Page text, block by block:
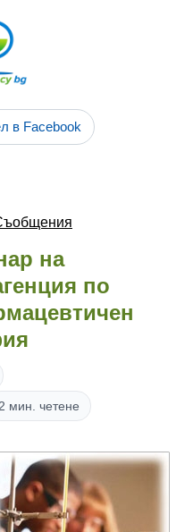
в Facebook
на
по
2 мин. четене